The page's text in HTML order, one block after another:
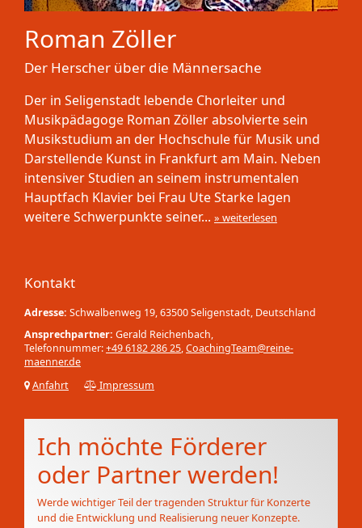
Roman Zöller
Der Herscher über die Männersache
Der in Seligenstadt lebende Chorleiter und
Musikpädagoge Roman Zöller absolvierte sein
Musikstudium an der Hochschule für Musik und
Darstellende Kunst in Frankfurt am Main. Neben
intensiver Studien an seinem instrumentalen
Hauptfach Klavier bei Frau Ute Starke lagen
weitere Schwerpunkte seiner... » weiterlesen
Kontakt
Adresse: Schwalbenweg 19, 63500 Seligenstadt, Deutschland
Ansprechpartner: Gerald Reichenbach,
Telefonnummer:+49 6182 286 25,CoachingTeam@reine-
maenner.de
Anfahrt
Impressum
Ich möchte Förderer
oder Partner werden!
Werde wichtiger Teil der tragenden Struktur für Konzerte
und die Entwicklung und Realisierung neuer Konzepte.